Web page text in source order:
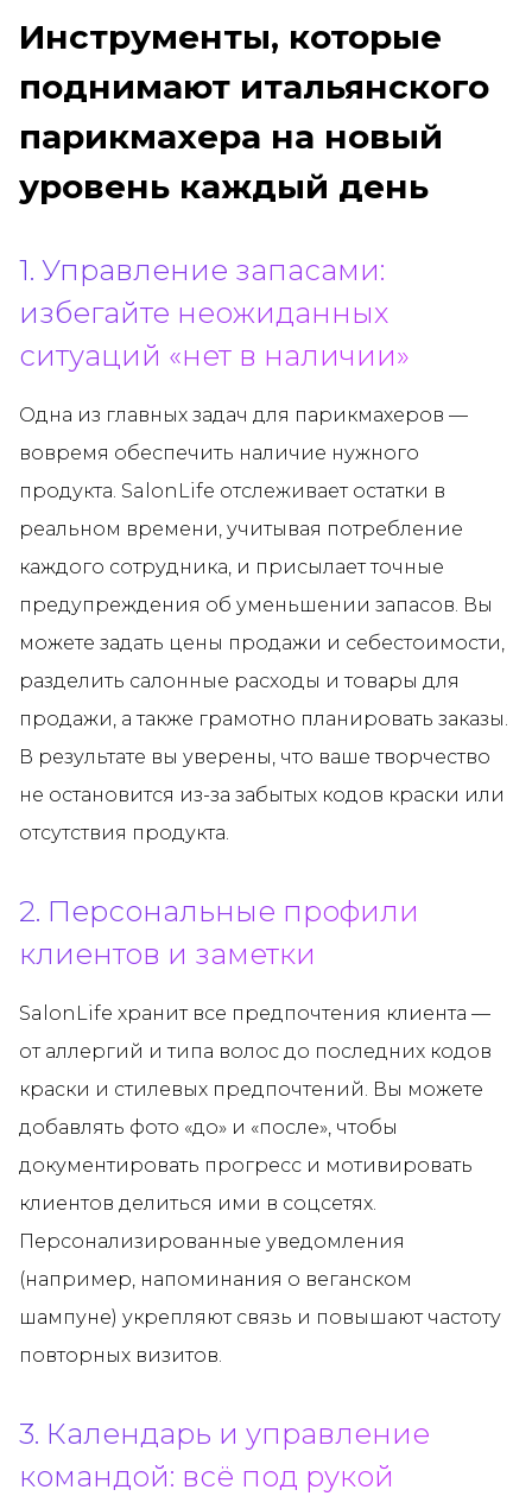
Инструменты, которые
поднимают итальянского
парикмахера на новый
уровень каждый день
1. Управление запасами:
избегайте неожиданных
ситуаций «нет в наличии»
Одна из главных задач для парикмахеров —
вовремя обеспечить наличие нужного
продукта. SalonLife отслеживает остатки в
реальном времени, учитывая потребление
каждого сотрудника, и присылает точные
предупреждения об уменьшении запасов. Вы
можете задать цены продажи и себестоимости,
разделить салонные расходы и товары для
продажи, а также грамотно планировать заказы.
В результате вы уверены, что ваше творчество
не остановится из-за забытых кодов краски или
отсутствия продукта.
2. Персональные профили
клиентов и заметки
SalonLife хранит все предпочтения клиента —
от аллергий и типа волос до последних кодов
краски и стилевых предпочтений. Вы можете
добавлять фото «до» и «после», чтобы
документировать прогресс и мотивировать
клиентов делиться ими в соцсетях.
Персонализированные уведомления
(например, напоминания о веганском
шампуне) укрепляют связь и повышают частоту
повторных визитов.
3. Календарь и управление
командой: всё под рукой